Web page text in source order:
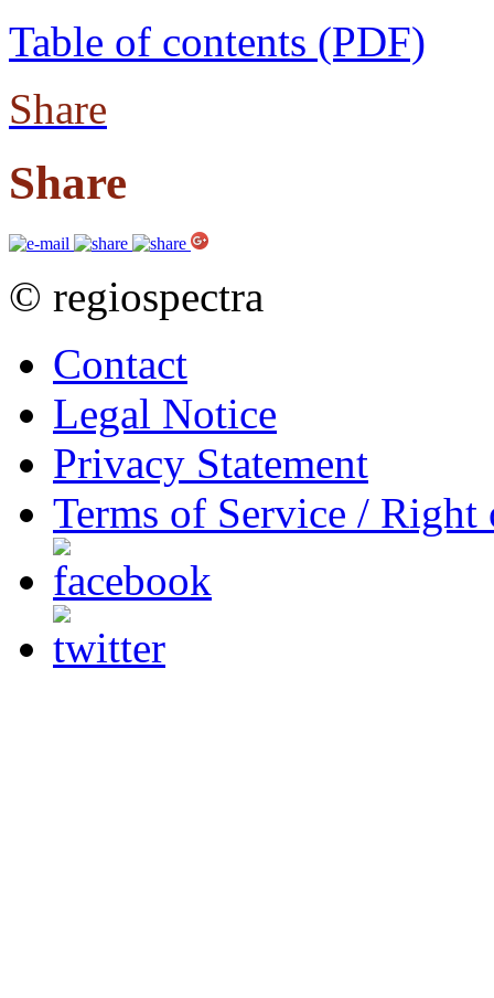
Table of contents (PDF)
Share
Share
© regiospectra
Contact
Legal Notice
Privacy Statement
Terms of Service / Right